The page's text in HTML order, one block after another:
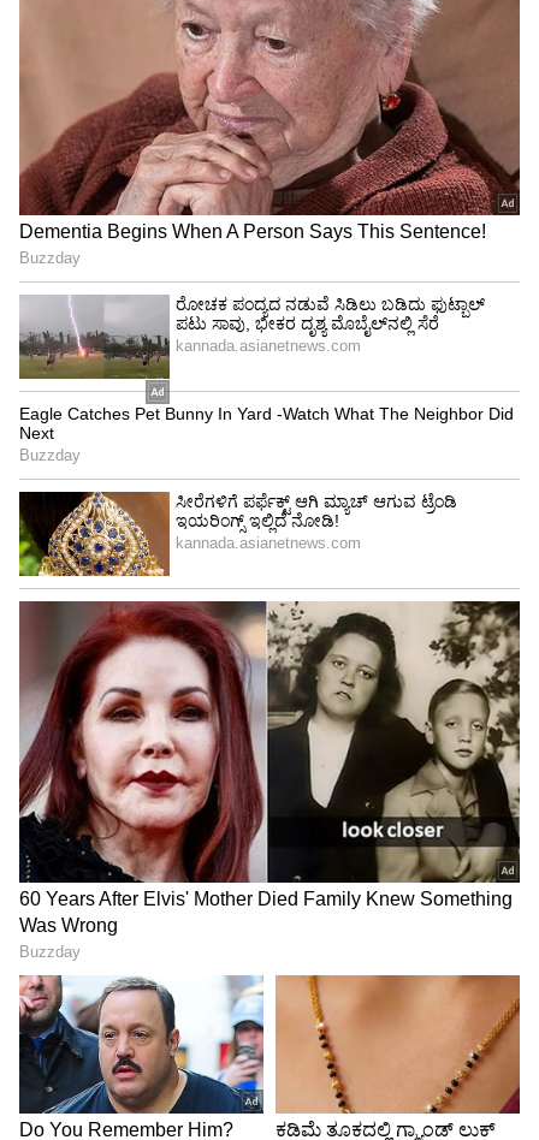
ನಟಿ ರಂಜಿತಾ ಪ್ರಧಾನಿ
ನಂತರ ಸ್ವಾಮಿ ನಿತ್ಯಾನಂದ ಪರಮಶಿವಂ ವಾಸ್ತವದಲ್ಲಿ
ಭಾರತೀಯ ಪ್ರಜೆ ಹಾಗೂ ತನ್ನ ದೇಶದಲ್ಲಿ ಮಾಡಿದ
ಅಪರಾಧಗಳಿಗೆ ಬೇಕಾಗಿದ್ದಾರೆ ಎಂದು ಪರಾಗ್ವೆಯ
ಮಾಧ್ಯಮಗಳು ವರದಿ ಮಾಡಿದೆ. ಬಳಿಕ, ಈ ಬಗ್ಗೆ ಸ್ಪಷ್ಟನೆ
ನೀಡಿದ ಕೃಷಿ ಸಚಿವಾಲಯವು ವಿಷಾದಿಸಿದ್ದು, ಈ ಜ್ಞಾಪಕ
ಪತ್ರವನ್ನು "ಅಧಿಕೃತವೆಂದು ಪರಿಗಣಿಸಲಾಗುವುದಿಲ್ಲ" ಅಥವಾ
ಪರಾಗ್ವೆ ರಾಜ್ಯಕ್ಕೆ ಯಾವುದೇ ಜವಾಬ್ದಾರಿಗಳನ್ನು
ನೀಡಲಾಗುವುದಿಲ್ಲ ಎಂದು ಹೇಳಿದೆ.